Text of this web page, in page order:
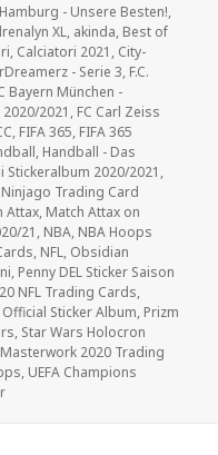
- Unsere Besten!,
XL, akinda, Best of
, Calciatori 2021 , City-
- Serie 3, F.C.
Bayern München -
2021 , FC Carl Zeiss
, FIFA 365, FIFA 365
, Handball - Das
Stickeralbum 2020/2021 ,
Trading Card
Attax, Match Attax on
21 , NBA, NBA Hoops
, NFL, Obsidian
, Penny DEL Sticker Saison
NFL Trading Cards,
Sticker Album, Prizm
, Star Wars Holocron
2020 Trading
, UEFA Champions
zu Neue Kollektionen im